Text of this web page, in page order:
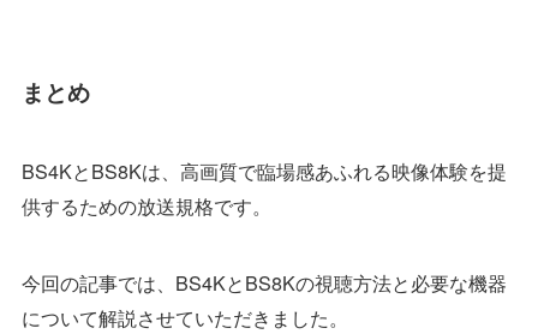
まとめ
BS4KとBS8Kは、高画質で臨場感あふれる映像体験を提
供するための放送規格です。
今回の記事では、BS4KとBS8Kの視聴方法と必要な機器
について解説させていただきました。